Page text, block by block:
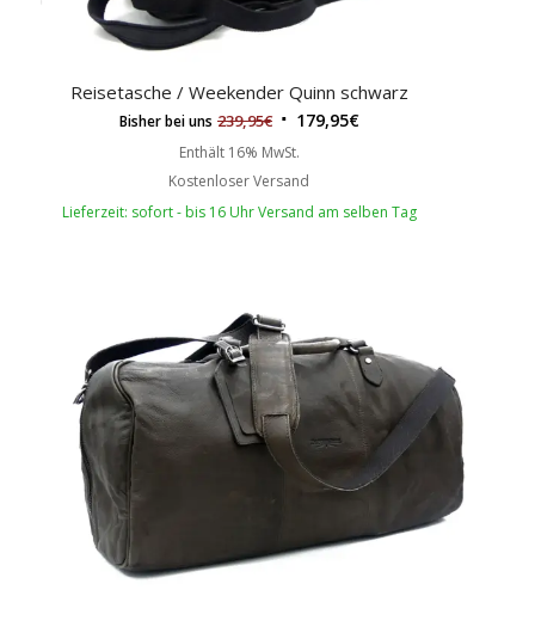
Reisetasche / Weekender Quinn schwarz
Bisher bei uns 239,95€ 179,95€
Enthält 16% MwSt.
Kostenloser Versand
Lieferzeit: sofort - bis 16 Uhr Versand am selben Tag